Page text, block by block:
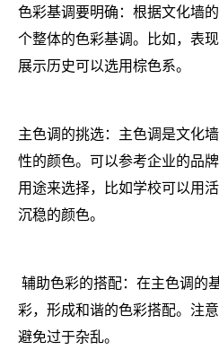
色彩基调要明确：根据文化墙
个整体的色彩基调。比如，表
展示历史可以选用棕色系。
主色调的挑选：主色调是文化
性的颜色。可以参考企业的品
用途来选择，比如学校可以用
沉稳的颜色。
辅助色彩的搭配：在主色调的
彩，形成和谐的色彩搭配。注
避免过于杂乱。